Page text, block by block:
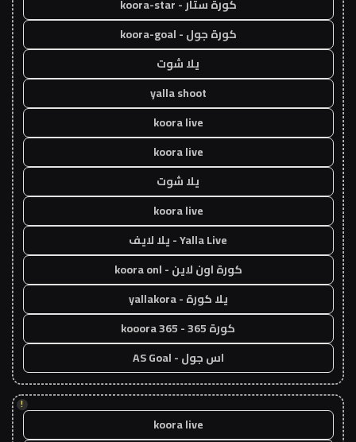
كورة ستار - koora-star
كورة جول - koora-goal
يلا شوت
yalla shoot
koora live
koora live
يلا شوت
koora live
Yalla Live - يلا لايف
كورة اون لاين - koora onl
يلا كورة - yallakora
كورة 365 - kooora 365
اس جول - AS Goal
!
koora live